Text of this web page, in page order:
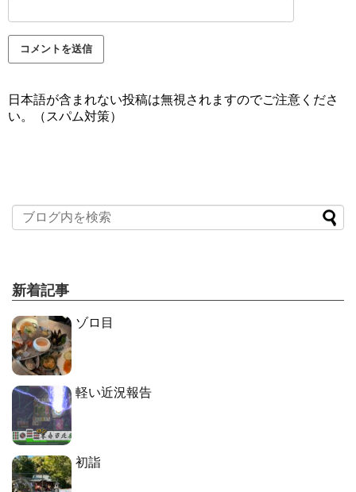
日本語が含まれない投稿は無視されますのでご注意くださ
い。（スパム対策）
新着記事
ゾロ目
軽い近況報告
初詣